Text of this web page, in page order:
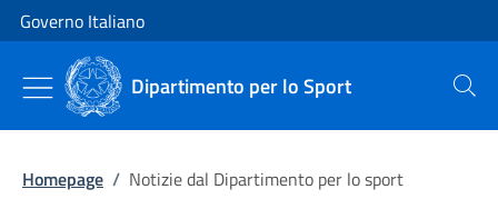
Vai al contenuto
Vai alla navigazione del sito
Governo Italiano
Dipartimento per lo Sport Cerca
Homepage / Notizie dal Dipartimento per lo sport